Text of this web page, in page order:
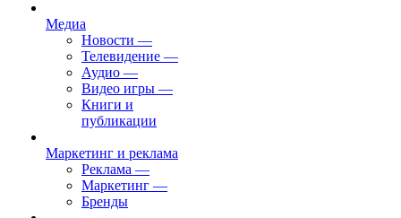
Медиа
Новости —
Телевидение —
Аудио —
Видео игры —
Книги и
публикации
Маркетинг и реклама
Реклама —
Маркетинг —
Бренды